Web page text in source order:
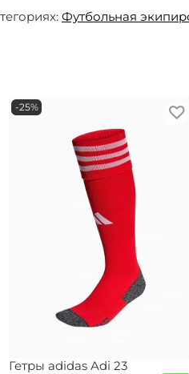
Футбольная
-25%
Гетры adidas Adi 23